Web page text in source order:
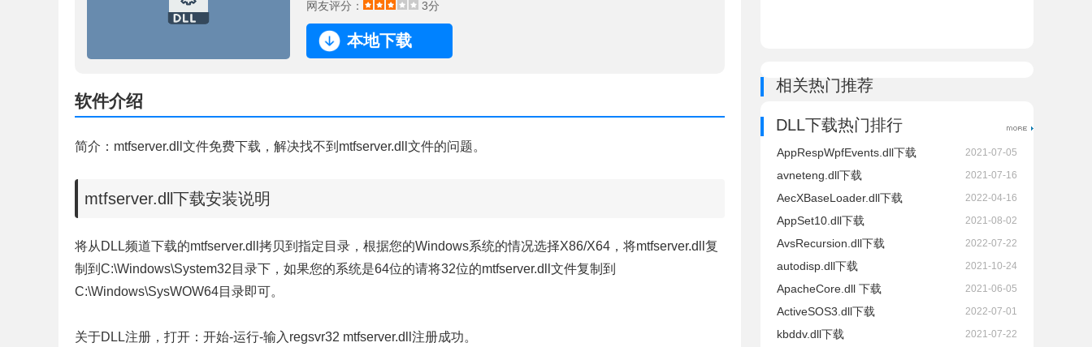
网友评分：
3分
本地下载
软件介绍
简介：mtfserver.dll文件免费下载，解决找不到mtfserver.dll文件的问题。
mtfserver.dll下载安装说明
将从DLL频道下载的mtfserver.dll拷贝到指定目录，根据您的Windows系统的情况选择X86/X64，将mtfserver.dll复
制到C:\Windows\System32目录下，如果您的系统是64位的请将32位的mtfserver.dll文件复制到
C:\Windows\SysWOW64目录即可。
关于DLL注册，打开：开始-运行-输入regsvr32 mtfserver.dll注册成功。
相关热门推荐
DLL下载热门排行
AppRespWpfEvents.dll下载 2021-07-05
avneteng.dll下载 2021-07-16
AecXBaseLoader.dll下载 2022-04-16
AppSet10.dll下载 2021-08-02
AvsRecursion.dll下载 2022-07-22
autodisp.dll下载 2021-10-24
ApacheCore.dll 下载 2021-06-05
ActiveSOS3.dll下载 2022-07-01
kbddv.dll下载 2021-07-22